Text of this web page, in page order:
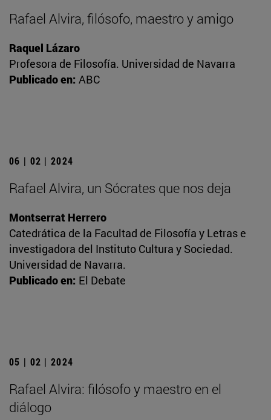
Rafael Alvira, filósofo, maestro y amigo
Raquel Lázaro
Profesora de Filosofía. Universidad de Navarra
Publicado en: ABC
06 | 02 | 2024
Rafael Alvira, un Sócrates que nos deja
Montserrat Herrero
Catedrática de la Facultad de Filosofía y Letras e
investigadora del Instituto Cultura y Sociedad.
Universidad de Navarra.
Publicado en: El Debate
05 | 02 | 2024
Rafael Alvira: filósofo y maestro en el
diálogo